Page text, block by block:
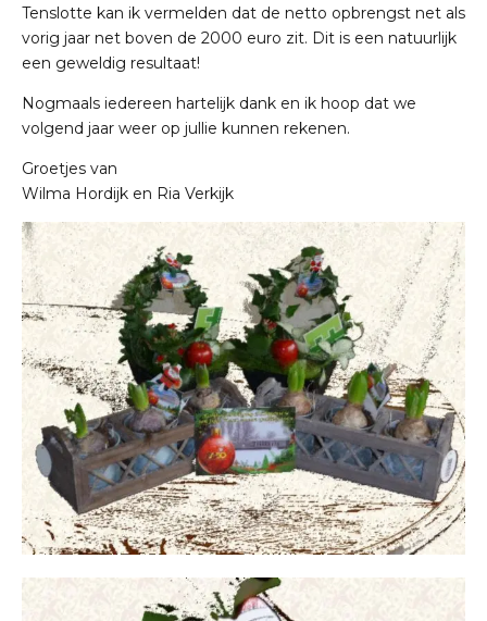
Tenslotte kan ik vermelden dat de netto opbrengst net als
vorig jaar net boven de 2000 euro zit. Dit is een natuurlijk
een geweldig resultaat!
Nogmaals iedereen hartelijk dank en ik hoop dat we
volgend jaar weer op jullie kunnen rekenen.
Groetjes van
Wilma Hordijk en Ria Verkijk